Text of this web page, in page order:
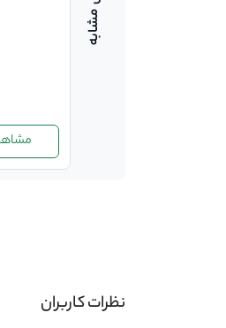
بیماری خواب به روش rt-
نظرات کاربران